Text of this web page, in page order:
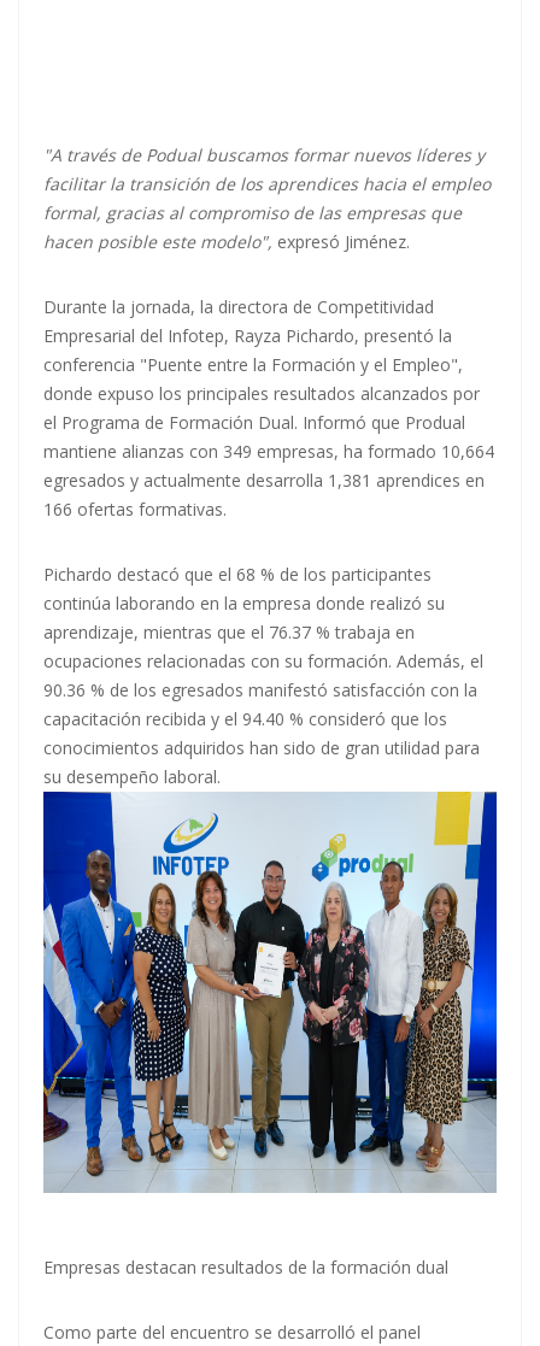
"A través de Podual buscamos formar nuevos líderes y
facilitar la transición de los aprendices hacia el empleo
formal, gracias al compromiso de las empresas que
hacen posible este modelo", expresó Jiménez.
Durante la jornada, la directora de Competitividad
Empresarial del Infotep, Rayza Pichardo, presentó la
conferencia "Puente entre la Formación y el Empleo",
donde expuso los principales resultados alcanzados por
el Programa de Formación Dual. Informó que Produal
mantiene alianzas con 349 empresas, ha formado 10,664
egresados y actualmente desarrolla 1,381 aprendices en
166 ofertas formativas.
Pichardo destacó que el 68 % de los participantes
continúa laborando en la empresa donde realizó su
aprendizaje, mientras que el 76.37 % trabaja en
ocupaciones relacionadas con su formación. Además, el
90.36 % de los egresados manifestó satisfacción con la
capacitación recibida y el 94.40 % consideró que los
conocimientos adquiridos han sido de gran utilidad para
su desempeño laboral.
Empresas destacan resultados de la formación dual
Como parte del encuentro se desarrolló el panel